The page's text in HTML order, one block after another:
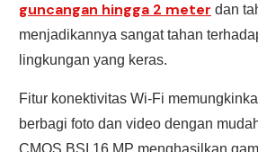
guncangan hingga 2 meter dan
menjadikannya sangat tahan
lingkungan yang keras.
Fitur konektivitas Wi-Fi
berbagi foto dan video dengan
CMOS BSI 16 MP menghasilkan